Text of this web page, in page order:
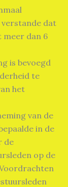
verstande dat
meer dan 6
is bevoegd
te
het
van de
in de
de
op de